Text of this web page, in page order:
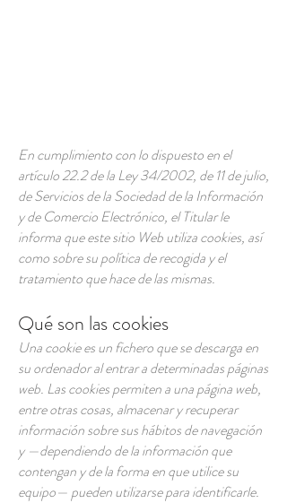
En cumplimiento con lo dispuesto en el
artículo 22.2 de la Ley 34/2002, de 11 de julio,
de Servicios de la Sociedad de la Información
y de Comercio Electrónico, el Titular le
informa que este sitio Web utiliza cookies, así
como sobre su política de recogida y el
tratamiento que hace de las mismas.
Qué son las cookies
Una cookie es un fichero que se descarga en
su ordenador al entrar a determinadas páginas
web. Las cookies permiten a una página web,
entre otras cosas, almacenar y recuperar
información sobre sus hábitos de navegación
y —dependiendo de la información que
contengan y de la forma en que utilice su
equipo— pueden utilizarse para identificarle.